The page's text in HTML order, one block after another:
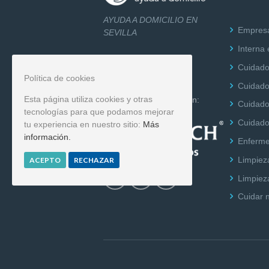
AYUDA A DOMICILIO EN
SEVILLA
Empresa Asegurada con:
Interna
Cuidar
Política de cookies
Esta página utiliza cookies y otras
tecnologías para que podamos mejorar
tu experiencia en nuestro sitio: Más
información.
ACEPTO RECHAZAR